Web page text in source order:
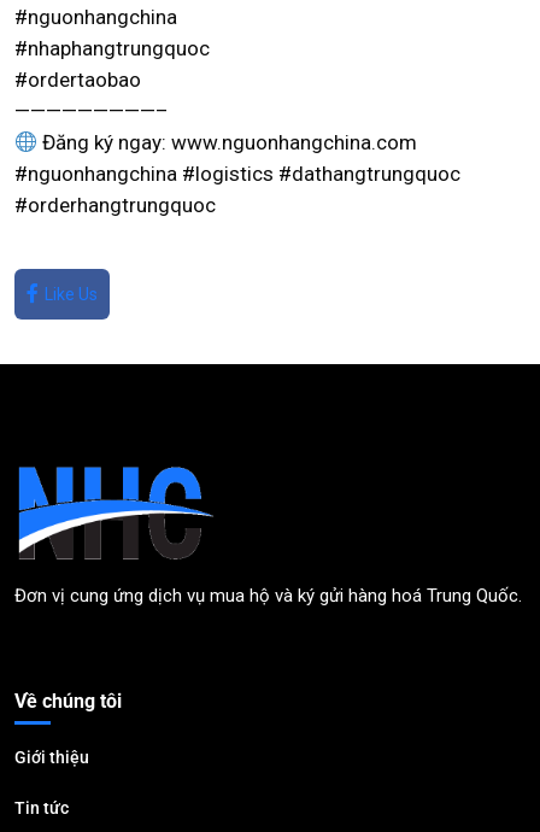
#nguonhangchina
#nhaphangtrungquoc
#ordertaobao
—————————–
Đăng ký ngay: www.nguonhangchina.com
#nguonhangchina #logistics #dathangtrungquoc
#orderhangtrungquoc
Like Us
Đơn vị cung ứng dịch vụ mua hộ và ký gửi hàng hoá Trung Quốc.
Về chúng tôi
Giới thiệu
Tin tức